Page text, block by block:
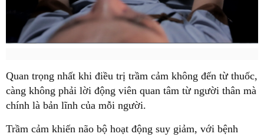
Quan trọng nhất khi điều trị trầm cảm không đến từ thuốc,
càng không phải lời động viên quan tâm từ người thân mà
chính là bản lĩnh của mỗi người.
Trầm cảm khiến não bộ hoạt động suy giảm, với bệnh